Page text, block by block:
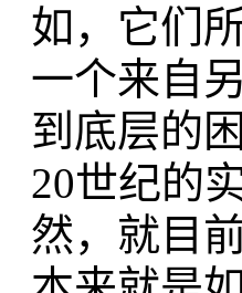
如，它们
一个来自
到底层的
20世纪的
然，就目